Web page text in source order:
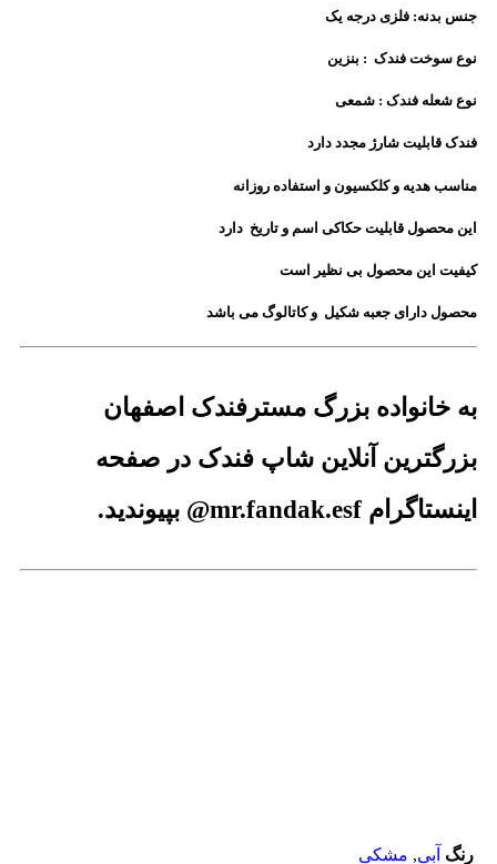
جنس بدنه: فلزی درجه یک
نوع سوخت فندک : بنزین
نوع شعله فندک : شمعی
فندک قابلیت شارژ مجدد دارد
مناسب هدیه و کلکسیون و استفاده روزانه
این محصول قابلیت حکاکی اسم و تاریخ دارد
کیفیت این محصول بی نظیر است
محصول دارای جعبه شکیل و کاتالوگ می باشد
به خانواده بزرگ مسترفندک اصفهان
بزرگترین آنلاین شاپ فندک در صفحه
اینستاگرام mr.fandak.esf@ بپیوندید.
رنگ آبی, مشکی